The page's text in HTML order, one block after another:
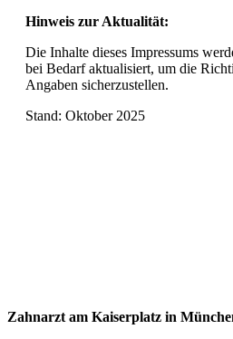
Hinweis zur Aktualität:
Die Inhalte dieses Impressums
bei Bedarf aktualisiert, um die
Angaben sicherzustellen.
Stand: Oktober 2025
Zahnarzt am Kaiserplatz in